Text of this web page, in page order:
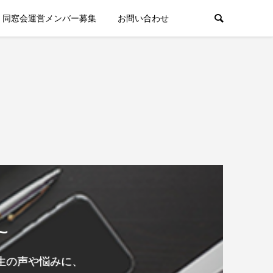
同窓会運営メンバー募集 お問い合わせ
声や悩みに、